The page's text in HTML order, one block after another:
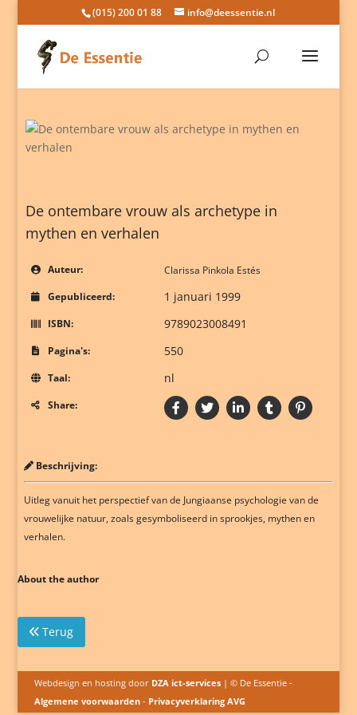
(015) 200 01 88 info@deessentie.nl
De ontembare vrouw als archetype in
mythen en verhalen
Auteur:
Clarissa Pinkola Estés
Gepubliceerd:
1 januari 1999
ISBN: 9789023008491
Pagina's: 550
Taal: nl
Share:
Beschrijving:
Uitleg vanuit het perspectief van de Jungiaanse psychologie van de
vrouwelijke natuur, zoals gesymboliseerd in sprookjes, mythen en
verhalen.
About the author
Terug
Webdesign en hosting door DZA ict-services| © De Essentie -
Algemene voorwaarden- Privacyverklaring AVG